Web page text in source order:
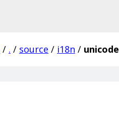
/ . / source / i18n / unicode